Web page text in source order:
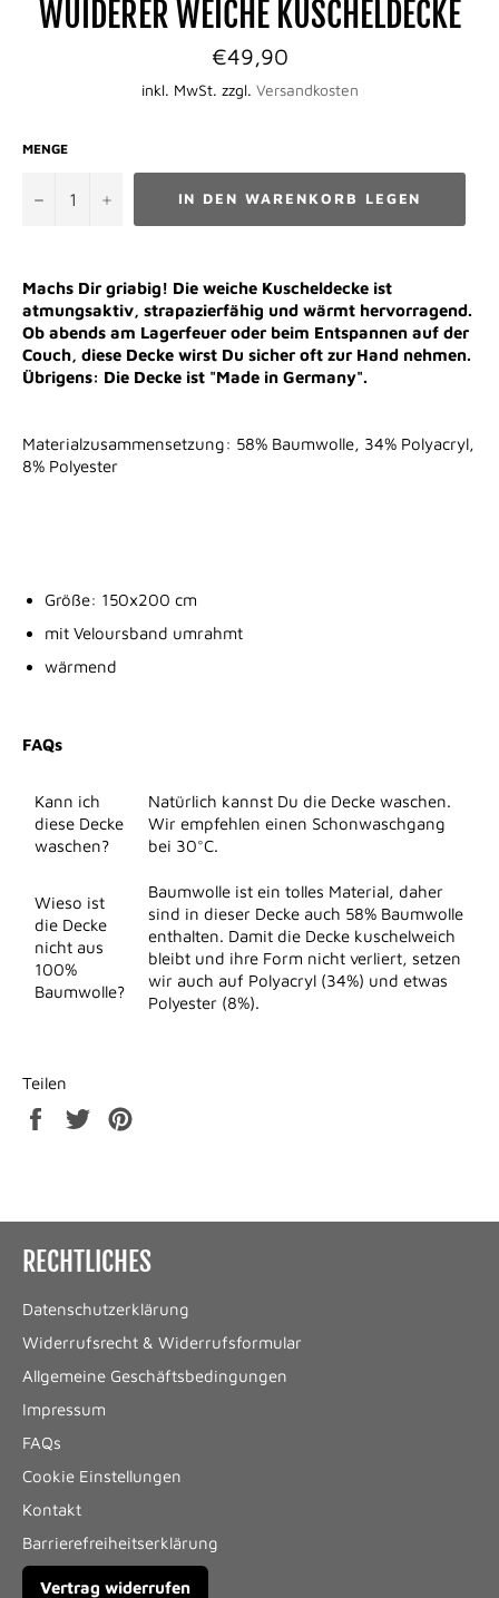
WUIDERER WEICHE KUSCHELDECKE
Normaler
Preis
€49,90
inkl. MwSt. zzgl. Versandkosten
MENGE
− + IN DEN WARENKORB LEGEN
Machs Dir griabig! Die weiche Kuscheldecke ist
atmungsaktiv, strapazierfähig und wärmt hervorragend.
Ob abends am Lagerfeuer oder beim Entspannen auf der
Couch, diese Decke wirst Du sicher oft zur Hand nehmen.
Übrigens: Die Decke ist "Made in Germany".
Materialzusammensetzung: 58% Baumwolle, 34% Polyacryl,
8% Polyester
Größe: 150x200 cm
mit Veloursband umrahmt
wärmend
FAQs
Kann ich
diese Decke
waschen?
Natürlich kannst Du die Decke waschen.
Wir empfehlen einen Schonwaschgang
bei 30°C.
Wieso ist
die Decke
nicht aus
100%
Baumwolle?
Baumwolle ist ein tolles Material, daher
sind in dieser Decke auch 58% Baumwolle
enthalten. Damit die Decke kuschelweich
bleibt und ihre Form nicht verliert, setzen
wir auch auf Polyacryl (34%) und etwas
Polyester (8%).
Teilen
Auf
Facebook
Auf
Twitter
RECHTLICHES
Datenschutzerklärung
Widerrufsrecht & Widerrufsformular
Allgemeine Geschäftsbedingungen
Impressum
FAQs
Cookie Einstellungen
Kontakt
Barrierefreiheitserklärung
Vertrag widerrufen